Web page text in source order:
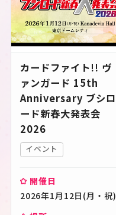
カードファイト!! ヴ
ァンガード 15th
Anniversary ブシロ
ード新春大発表会
2026
イベント
開催日
2026年1月12日(月・祝)